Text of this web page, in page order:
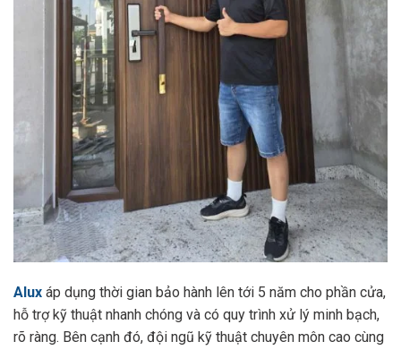
Alux áp dụng thời gian bảo hành lên tới 5 năm cho phần cửa,
hỗ trợ kỹ thuật nhanh chóng và có quy trình xử lý minh bạch,
rõ ràng. Bên cạnh đó, đội ngũ kỹ thuật chuyên môn cao cùng